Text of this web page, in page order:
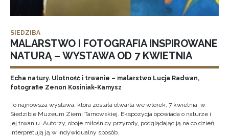
SIEDZIBA
MALARSTWO I FOTOGRAFIA INSPIROWANE
NATURĄ – WYSTAWA OD 7 KWIETNIA
Echa natury. Ulotność i trwanie – malarstwo Lucja Radwan,
fotografie Zenon Kosiniak-Kamysz
To najnowsza wystawa, która została otwarta we wtorek, 7 kwietnia, w
Siedzibie Muzeum Ziemi Tarnowskiej. Ekspozycja opowiada o naturze i
jej trwaniu. Autorzy, oboje miłośnicy przyrody, podglądając ją na co dzień,
interpretują ją w indywidualny sposób.